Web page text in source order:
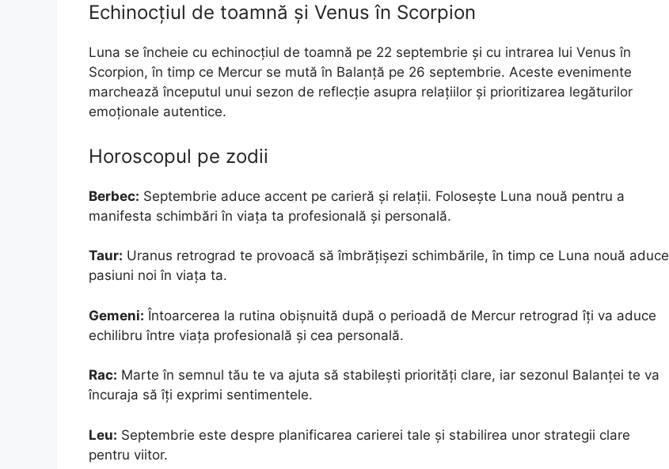
Echinocțiul de toamnă și Venus în Scorpion
Luna se încheie cu echinocțiul de toamnă pe 22 septembrie și cu intrarea lui Venus în
Scorpion, în timp ce Mercur se mută în Balanță pe 26 septembrie. Aceste evenimente
marchează începutul unui sezon de reflecție asupra relațiilor și prioritizarea legăturilor
emoționale autentice.
Horoscopul pe zodii
Berbec: Septembrie aduce accent pe carieră și relații. Folosește Luna nouă pentru a
manifesta schimbări în viața ta profesională și personală.
Taur: Uranus retrograd te provoacă să îmbrățișezi schimbările, în timp ce Luna nouă aduce
pasiuni noi în viața ta.
Gemeni: Întoarcerea la rutina obișnuită după o perioadă de Mercur retrograd îți va aduce
echilibru între viața profesională și cea personală.
Rac: Marte în semnul tău te va ajuta să stabilești priorități clare, iar sezonul Balanței te va
încuraja să îți exprimi sentimentele.
Leu: Septembrie este despre planificarea carierei tale și stabilirea unor strategii clare
pentru viitor.